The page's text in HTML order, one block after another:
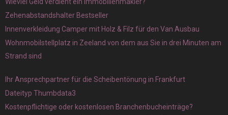
Wieviel Geld verdient ein Immobilienmakler?
Zehenabstandshalter Bestseller
Innenverkleidung Camper mit Holz & Filz für den Van Ausbau
Wohnmobilstellplatz in Zeeland von dem aus Sie in drei Minuten am
Strand sind
Ihr Ansprechpartner für die Scheibentönung in Frankfurt
Dateityp Thumbdata3
Kostenpflichtige oder kostenlosen Branchenbucheinträge?